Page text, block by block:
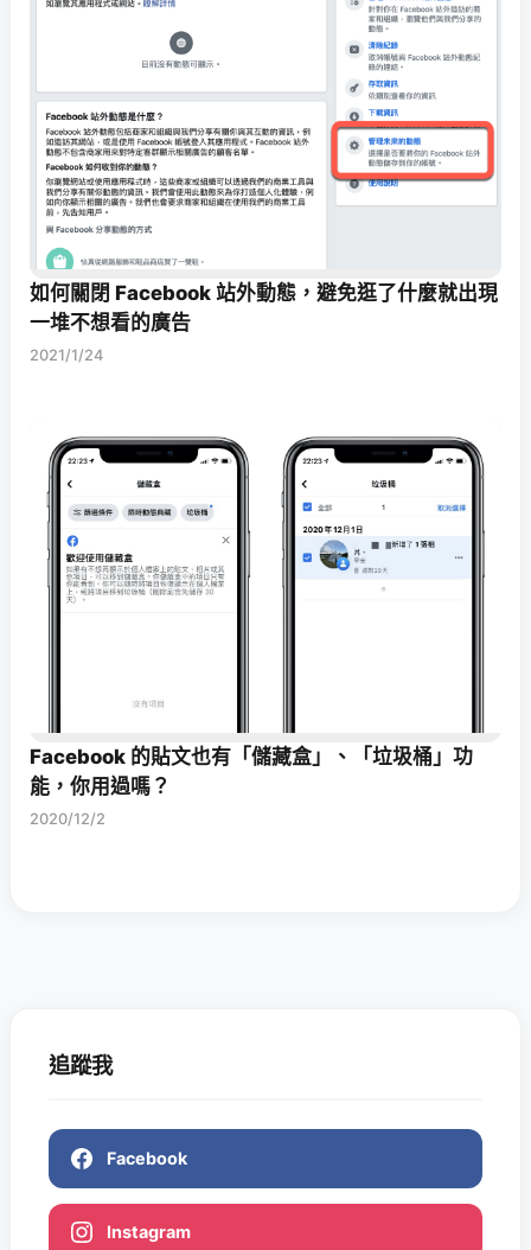
如何關閉 Facebook 站外動態，避免逛了什麼就出現
一堆不想看的廣告
2021/1/24
Facebook 的貼文也有「儲藏盒」、「垃圾桶」功
能，你用過嗎？
2020/12/2
追蹤我
Facebook
Instagram